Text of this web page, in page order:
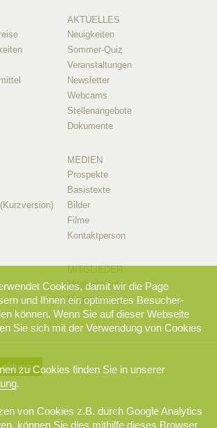
AKTUELLES
Neuigkeiten
Sommer-Quiz
Veranstaltungen
Newsletter
Webcams
Stellenangebote
Dokumente
MEDIEN
Prospekte
Basistexte
Bilder
Filme
Kontaktperson
Mitglieder-Info
Mitglieder-Login
Cookies, damit wir die Page
und Ihnen ein optimiertes Besucher-
können. Wenn Sie auf dieser Webseite
Sie sich mit der Verwendung von Cookies
zu Cookies finden Sie in unserer
.
von Cookies z.B. durch Google Analytics
können Sie dies mithilfe dieses Browser